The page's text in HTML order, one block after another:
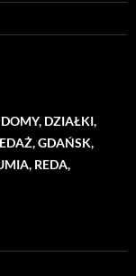
DZIAŁKI,
GDAŃSK,
REDA,